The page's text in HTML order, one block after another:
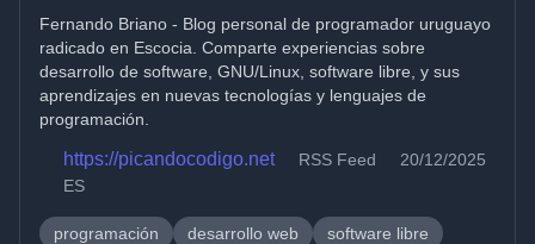
Fernando Briano - Blog personal de programador uruguayo
radicado en Escocia. Comparte experiencias sobre
desarrollo de software, GNU/Linux, software libre, y sus
aprendizajes en nuevas tecnologías y lenguajes de
programación.
https://picandocodigo.net RSS Feed
20/12/2025
ES
programación desarrollo web
software libre